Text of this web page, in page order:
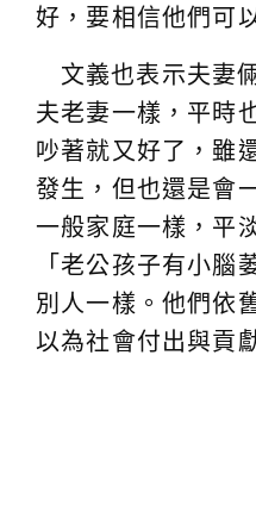
好，要相信他們可
文義也表示夫妻
夫老妻一樣，平時
吵著就又好了，雖
發生，但也還是會
一般家庭一樣，平
「老公孩子有小腦
別人一樣。他們依
以為社會付出與貢